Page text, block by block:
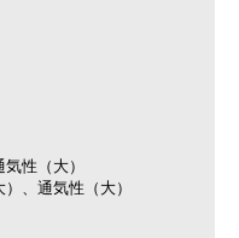
性（大）
、通気性（大）